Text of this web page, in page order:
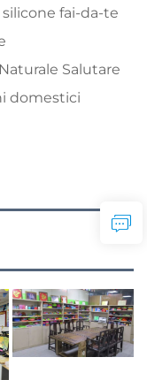
fai-da-te
Salutare
domestici